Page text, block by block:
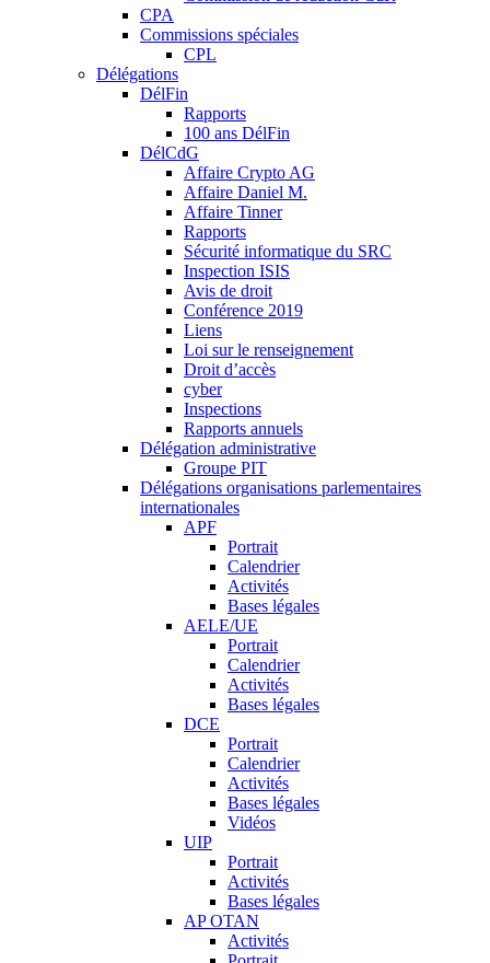
CPA
Commissions spéciales
CPL
Délégations
DélFin
Rapports
100 ans DélFin
DélCdG
Affaire Crypto AG
Affaire Daniel M.
Affaire Tinner
Rapports
Sécurité informatique du SRC
Inspection ISIS
Avis de droit
Conférence 2019
Liens
Loi sur le renseignement
Droit d’accès
cyber
Inspections
Rapports annuels
Délégation administrative
Groupe PIT
Délégations organisations parlementaires
internationales
APF
Portrait
Calendrier
Activités
Bases légales
AELE/UE
Portrait
Calendrier
Activités
Bases légales
DCE
Portrait
Calendrier
Activités
Bases légales
Vidéos
UIP
Portrait
Activités
Bases légales
AP OTAN
Activités